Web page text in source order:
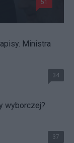
51
Ministra
34
wyborczej?
37